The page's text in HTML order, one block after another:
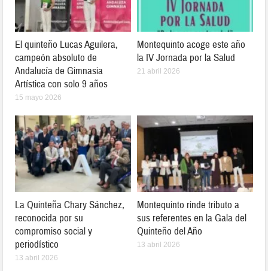
El quinteño Lucas Aguilera,
campeón absoluto de
Andalucía de Gimnasia
Artística con solo 9 años
15 mayo 2026
Montequinto acoge este año
la IV Jornada por la Salud
21 abril 2026
La Quinteña Chary Sánchez,
reconocida por su
compromiso social y
periodístico
13 abril 2026
Montequinto rinde tributo a
sus referentes en la Gala del
Quinteño del Año
13 abril 2026